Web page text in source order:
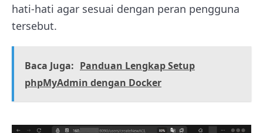
hati-hati agar sesuai dengan peran pengguna
tersebut.
Baca Juga: Panduan Lengkap Setup
phpMyAdmin dengan Docker